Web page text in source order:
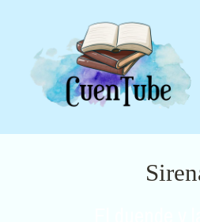
contenido